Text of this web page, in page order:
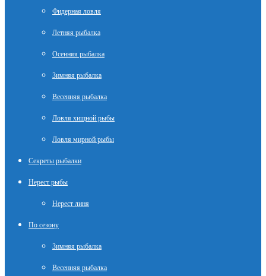
Фидерная ловля
Летняя рыбалка
Осенняя рыбалка
Зимняя рыбалка
Весенняя рыбалка
Ловля хищной рыбы
Ловля мирной рыбы
Секреты рыбалки
Нерест рыбы
Нерест линя
По сезону
Зимняя рыбалка
Весенняя рыбалка